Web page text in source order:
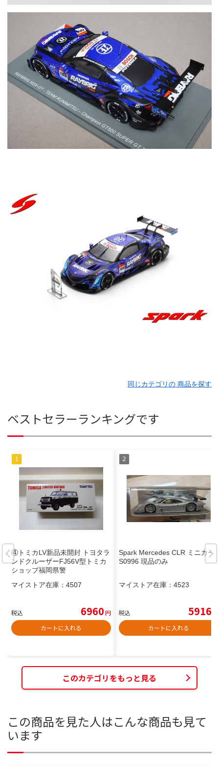
同じカテゴリの 商品を探す
ベストセラーランキングです
④トミカLV新品未開封 トヨタラ
ンドクルーザーFJ56V型トミカ
ショップ福岡県警
マイストア在庫： 4507
税込 6960円
カートに入れる
Spark Mercedes CLR ミニカー
S0996 現品のみ
マイストア在庫： 4523
税込 5916
カートに入れる
このカテゴリをもっと見る
この商品を見た人はこんな商品も見て
います